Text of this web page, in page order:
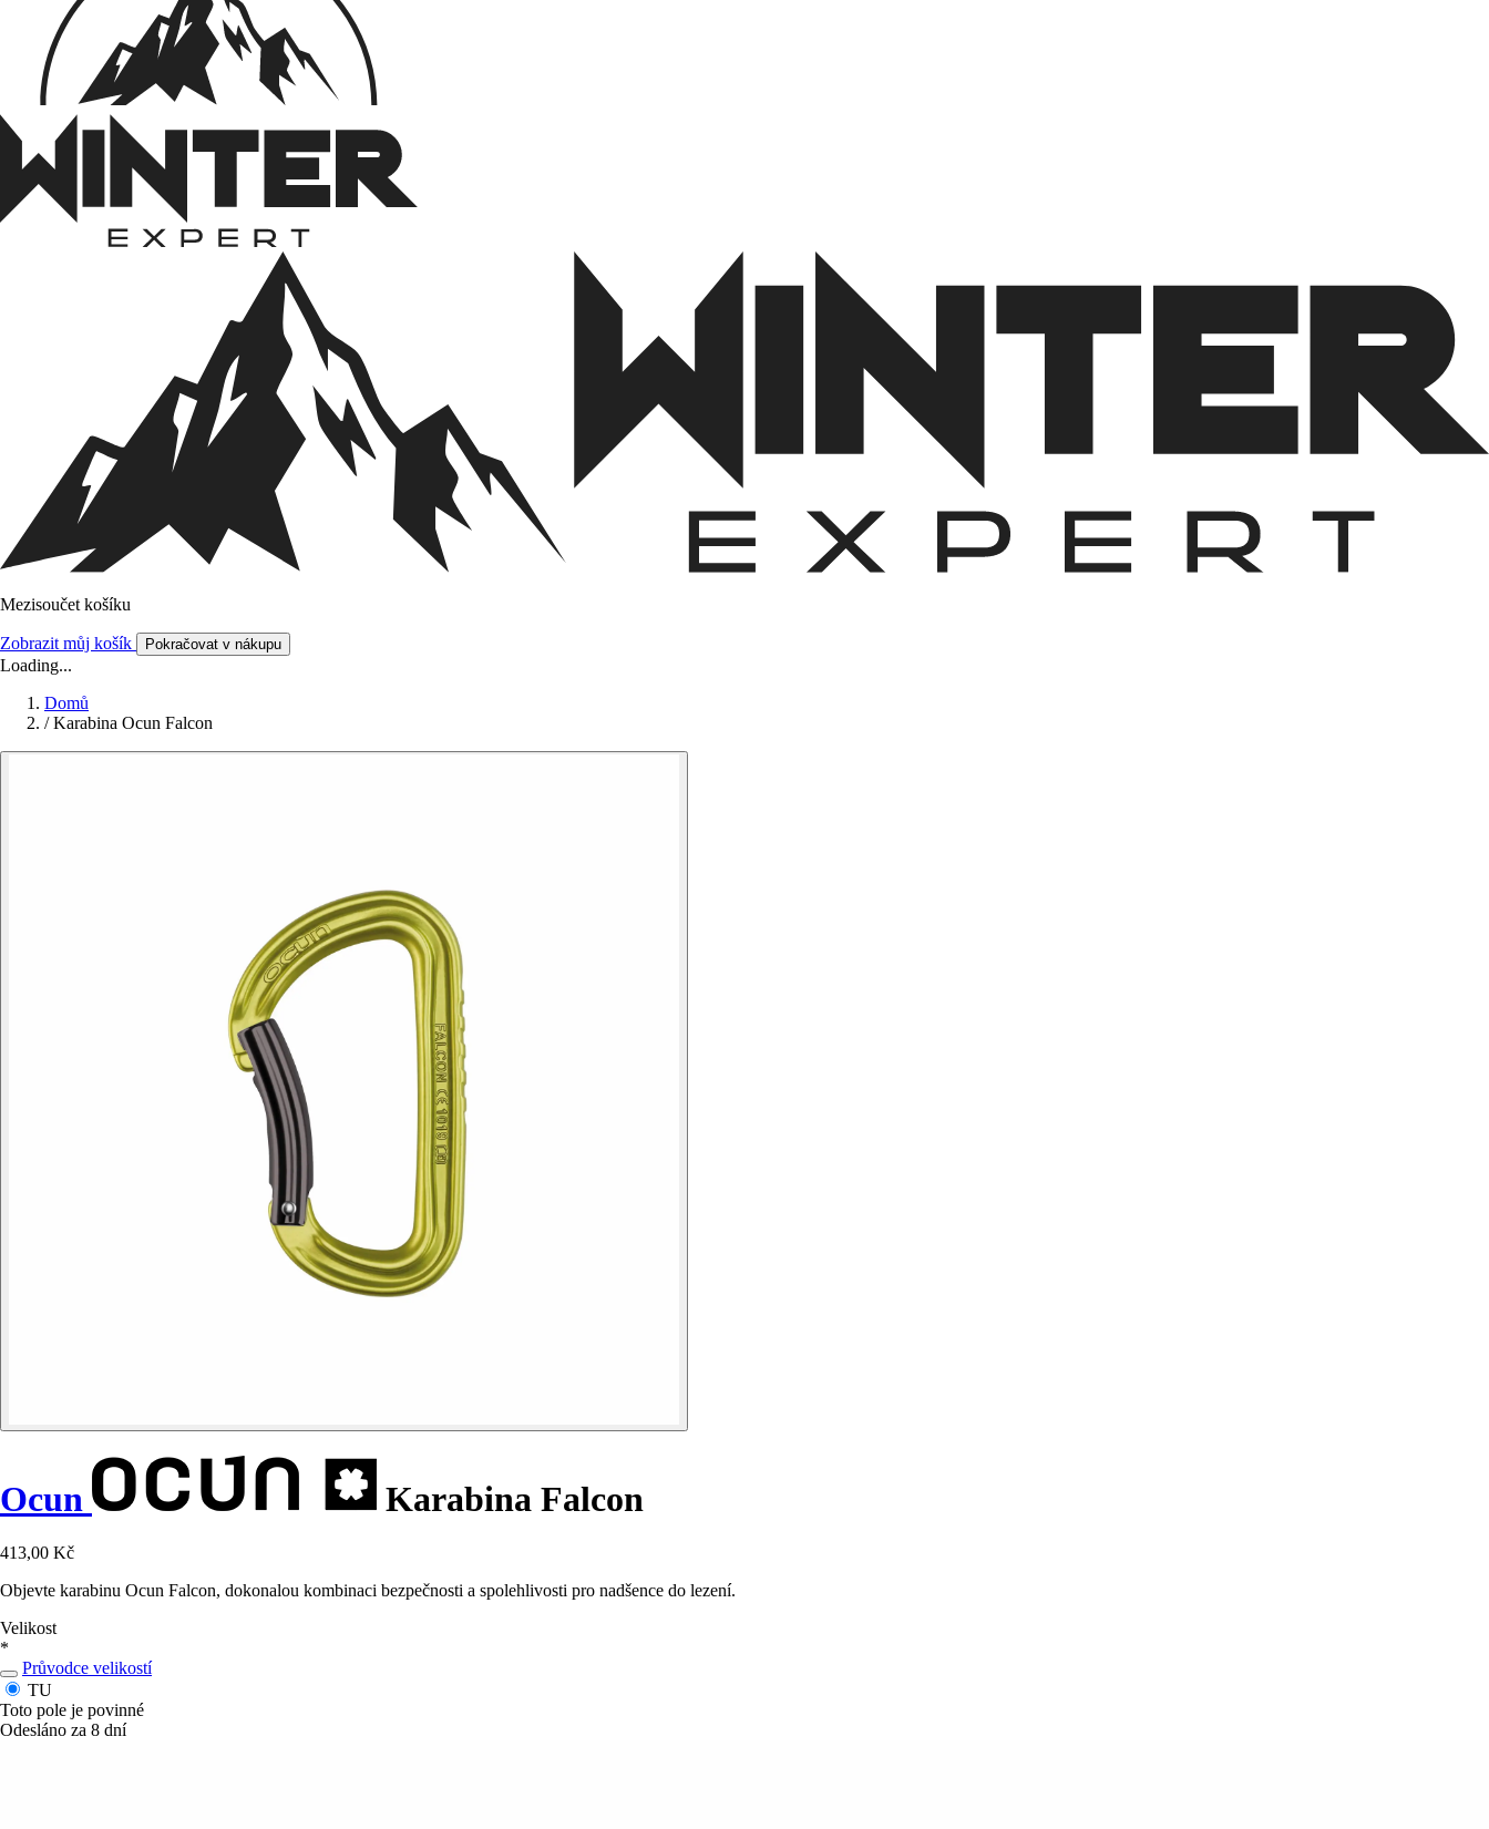
Mezisoučet košíku
Zobrazit můj košík Pokračovat v nákupu
Loading...
Domů
/ Karabina Ocun Falcon
Ocun Karabina Falcon
413,00 Kč
Objevte karabinu Ocun Falcon, dokonalou kombinaci bezpečnosti a spolehlivosti pro nadšence do lezení.
Velikost
*
Průvodce velikostí
TU
Toto pole je povinné
Odesláno za 8 dní